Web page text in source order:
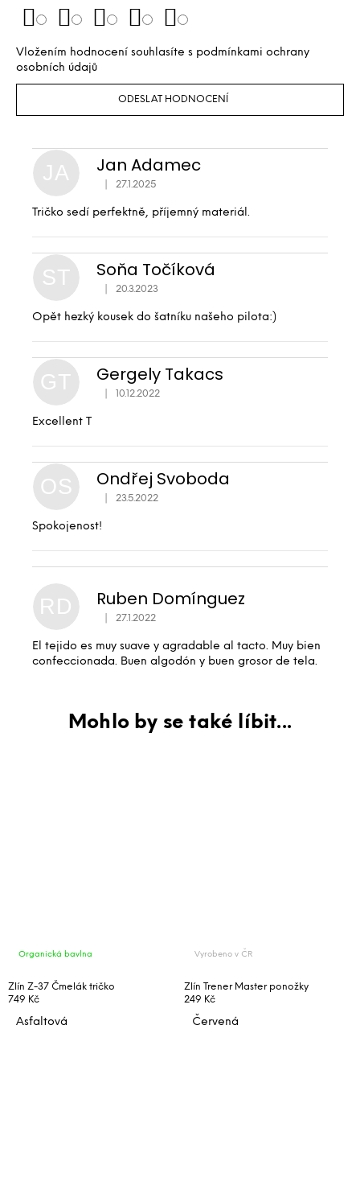
Vložením hodnocení souhlasíte s podmínkami ochrany
osobních údajů
ODESLAT HODNOCENÍ
JA Jan Adamec
Hodnocení produktu je 5 z 5 hvězdiček.
27.1.2025
Tričko sedí perfektně, příjemný materiál.
ST Soňa Točíková
Hodnocení produktu je 5 z 5 hvězdiček.
20.3.2023
Opět hezký kousek do šatníku našeho pilota:)
GT Gergely Takacs
Hodnocení produktu je 5 z 5 hvězdiček.
10.12.2022
Excellent T
OS Ondřej Svoboda
Hodnocení produktu je 5 z 5 hvězdiček.
23.5.2022
Spokojenost!
RD Ruben Domínguez
Hodnocení produktu je 5 z 5 hvězdiček.
27.1.2022
El tejido es muy suave y agradable al tacto. Muy bien
confeccionada. Buen algodón y buen grosor de tela.
Organická bavlna
Zlín Z-37 Čmelák tričko
749 Kč
Asfaltová
Vyrobeno v ČR
Zlín Trener Master ponožky
249 Kč
Červená